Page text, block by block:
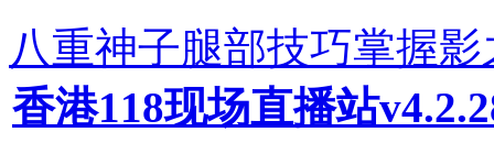
八重神子腿部技巧掌握
香港118现场直播站